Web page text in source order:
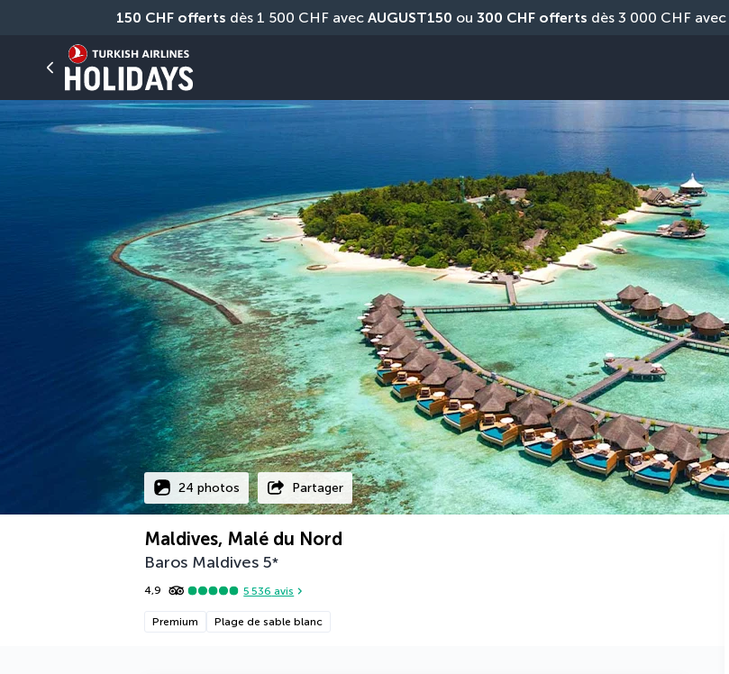
150 CHF offerts dès 1 500 CHF avec AUGUST150 ou 300 CHF offerts dès 3 000 CHF avec
24 photos Partager
Maldives, Malé du Nord
Baros Maldives 5*
4,9 5 536 avis
Premium Plage de sable blanc